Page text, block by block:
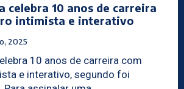
celebra 10 anos de carreira
intimista e interativo
2025
10 anos de carreira com
e interativo, segundo foi